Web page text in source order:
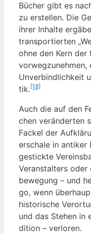
Bücher gibt es
zu erstel­len. Die
ihrer Inhal­te
trans­por­tier­ten
ohne den Kern
vor­weg­zu­neh­men,
Unver­bind­lich­keit
tik.[18]
Auch die auf den
chen ver­än­der­ten
Fackel der
er­scha­le in anti­ker
gestick­te
Ver­an­stal­ters
be­we­gung – und
go, wenn
his­to­ri­sche
und das Ste­hen in
di­ti­on – verloren.